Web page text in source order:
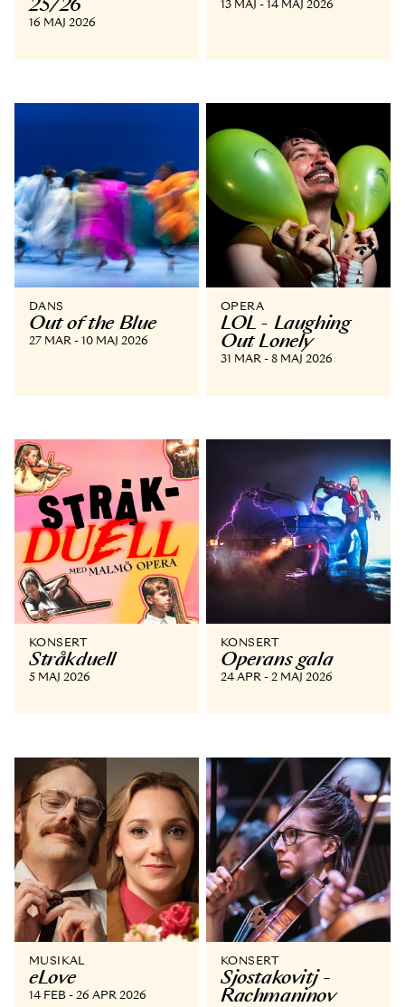
25/26
16 MAJ 2026
13 MAJ - 14 MAJ 2026
DANS
Out of the Blue
27 MAR - 10 MAJ 2026
OPERA
LOL - Laughing
Out Lonely
31 MAR - 8 MAJ 2026
KONSERT
Stråkduell
5 MAJ 2026
KONSERT
Operans gala
24 APR - 2 MAJ 2026
MUSIKAL
eLove
14 FEB - 26 APR 2026
KONSERT
Sjostakovitj -
Rachmaninov